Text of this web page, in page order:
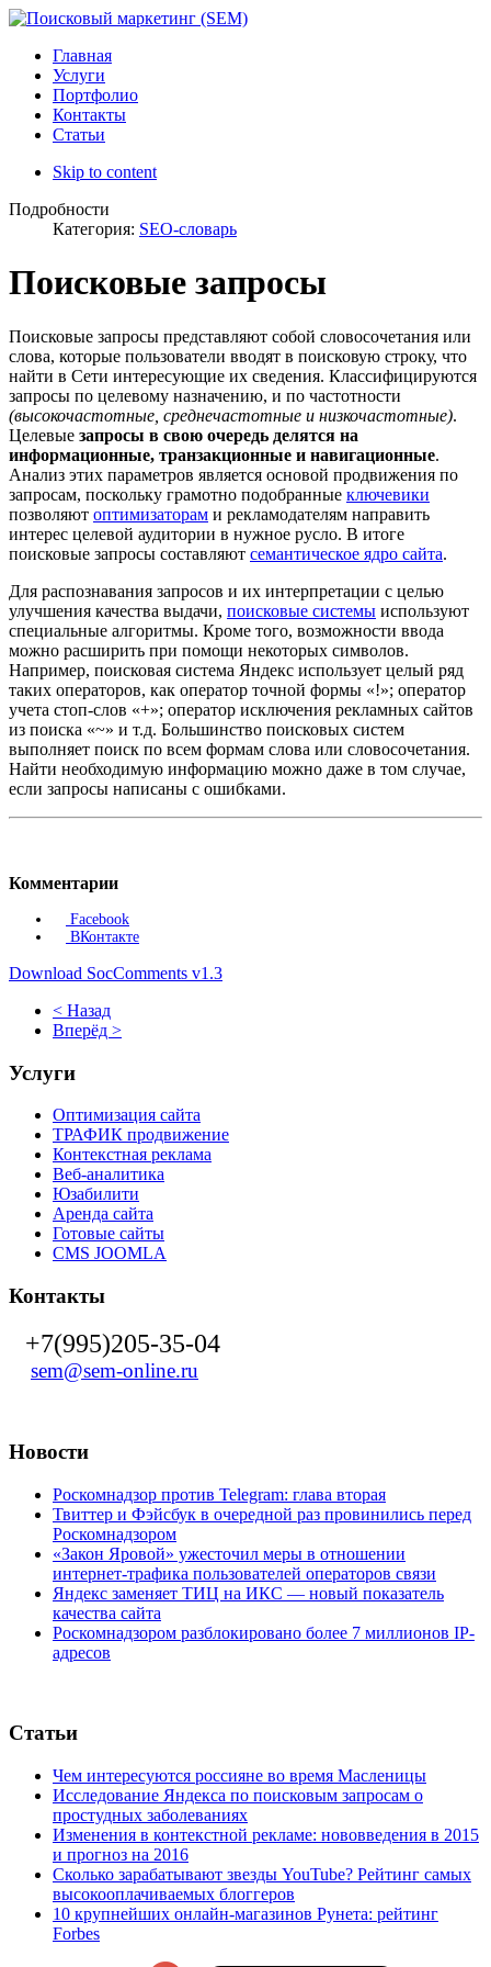
Главная
Услуги
Портфолио
Контакты
Статьи
Skip to content
Подробности
Категория: SEO-словарь
Поисковые запросы
Поисковые запросы представляют собой словосочетания или
слова, которые пользователи вводят в поисковую строку, что
найти в Сети интересующие их сведения. Классифицируются
запросы по целевому назначению, и по частотности
(высокочастотные, среднечастотные и низкочастотные).
Целевые запросы в свою очередь делятся на
информационные, транзакционные и навигационные.
Анализ этих параметров является основой продвижения по
запросам, поскольку грамотно подобранные ключевики
позволяют оптимизаторам и рекламодателям направить
интерес целевой аудитории в нужное русло. В итоге
поисковые запросы составляют семантическое ядро сайта.
Для распознавания запросов и их интерпретации с целью
улучшения качества выдачи, поисковые системы используют
специальные алгоритмы. Кроме того, возможности ввода
можно расширить при помощи некоторых символов.
Например, поисковая система Яндекс использует целый ряд
таких операторов, как оператор точной формы «!»; оператор
учета стоп-слов «+»; оператор исключения рекламных сайтов
из поиска «~» и т.д. Большинство поисковых систем
выполняет поиск по всем формам слова или словосочетания.
Найти необходимую информацию можно даже в том случае,
если запросы написаны с ошибками.
Комментарии
Facebook
ВКонтакте
Download SocComments v1.3
< Назад
Вперёд >
Услуги
Оптимизация сайта
ТРАФИК продвижение
Контекстная реклама
Веб-аналитика
Юзабилити
Аренда сайта
Готовые сайты
CMS JOOMLA
Контакты
+7(995)205-35-04
sem@sem-online.ru
Новости
Роскомнадзор против Telegram: глава вторая
Твиттер и Фэйсбук в очередной раз провинились перед
Роскомнадзором
«Закон Яровой» ужесточил меры в отношении
интернет-трафика пользователей операторов связи
Яндекс заменяет ТИЦ на ИКС — новый показатель
качества сайта
Роскомнадзором разблокировано более 7 миллионов IP-
адресов
Статьи
Чем интересуются россияне во время Масленицы
Исследование Яндекса по поисковым запросам о
простудных заболеваниях
Изменения в контекстной рекламе: нововведения в 2015
и прогноз на 2016
Сколько зарабатывают звезды YouTube? Рейтинг самых
высокооплачиваемых блоггеров
10 крупнейших онлайн-магазинов Рунета: рейтинг
Forbes